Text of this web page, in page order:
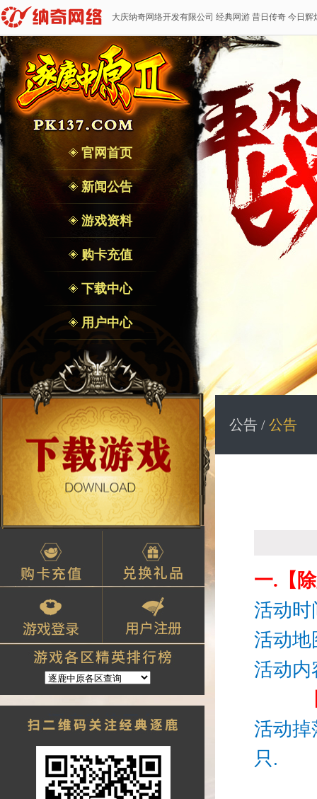
大庆纳奇网络开发有限公司 经典网游 昔日传奇 今日辉
官网首页
新闻公告
游戏资料
购卡充值
下载中心
用户中心
公告 / 公告
一.【
活动时
活动地
活动内
活动掉
只.